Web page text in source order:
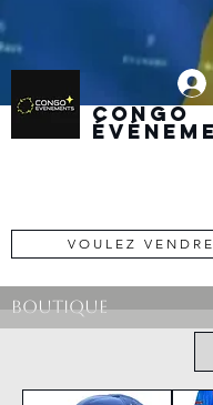
CoNGO
Accueil
Boutique
Modifier événement
VOULEZ